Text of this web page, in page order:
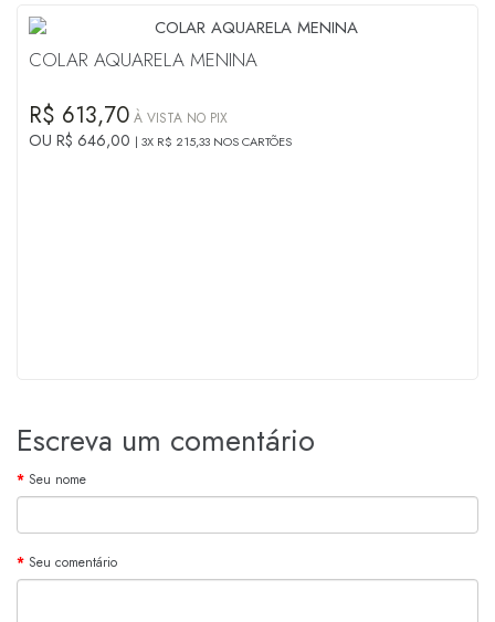
COLAR AQUARELA MENINA
R$ 613,70 À VISTA NO PIX
OU R$ 646,00 3X R$ 215,33 NOS CARTÕES
Escreva um comentário
Seu nome
Seu comentário